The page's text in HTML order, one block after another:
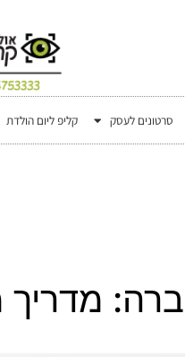
סרטונים לעסק קליפ ליום הולדת
מדריך